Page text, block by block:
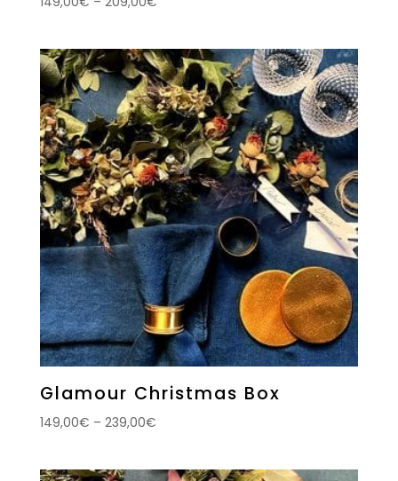
Glamour Christmas Box
149,00€ – 239,00€